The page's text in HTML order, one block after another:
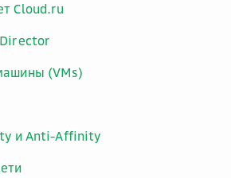
Cloud.ru
(VMs)
и Anti-Affinity